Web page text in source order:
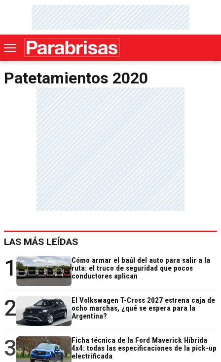
Patetamientos 2020
LAS MÁS LEÍDAS
1
Cómo armar el baúl del auto para salir a la
ruta: el truco de seguridad que pocos
conductores aplican
2
El Volkswagen T-Cross 2027 estrena caja de
ocho marchas, ¿qué se espera para la
Argentina?
3
Ficha técnica de la Ford Maverick Híbrida
4x4: todas las especificaciones de la pick-up
electrificada